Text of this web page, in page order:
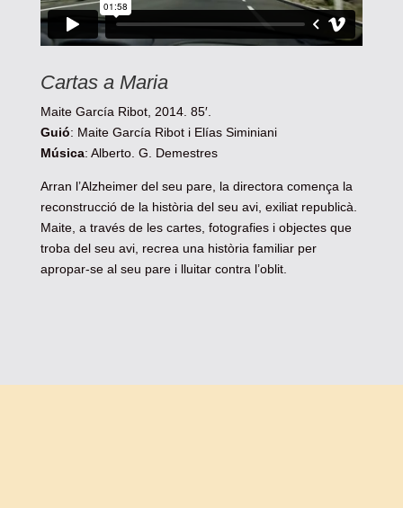
Cartas a Maria
Maite García Ribot, 2014. 85′.
Guió: Maite García Ribot i Elías Siminiani
Música: Alberto. G. Demestres
Arran l’Alzheimer del seu pare, la directora comença la
reconstrucció de la història del seu avi, exiliat republicà.
Maite, a través de les cartes, fotografies i objectes que
troba del seu avi, recrea una història familiar per
apropar-se al seu pare i lluitar contra l’oblit.